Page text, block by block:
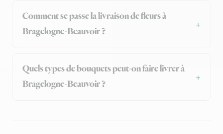
Comment se passe la livraison de fleurs à
Bragelogne-Beauvoir ?
Quels types de bouquets peut-on faire livrer à
Bragelogne-Beauvoir ?